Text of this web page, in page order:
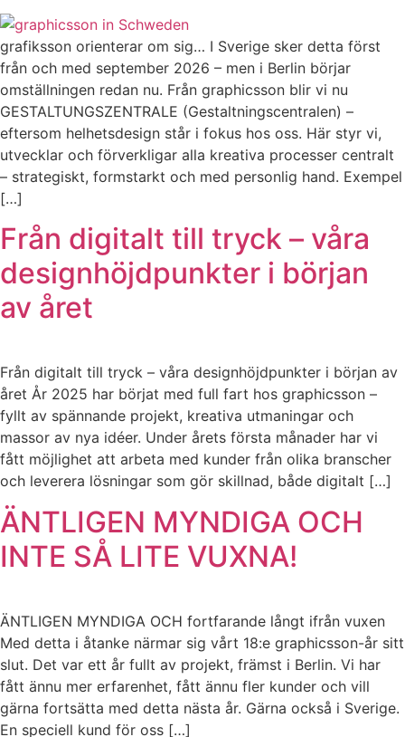
grafiksson orienterar om sig… I Sverige sker detta först
från och med september 2026 – men i Berlin börjar
omställningen redan nu. Från graphicsson blir vi nu
GESTALTUNGSZENTRALE (Gestaltningscentralen) –
eftersom helhetsdesign står i fokus hos oss. Här styr vi,
utvecklar och förverkligar alla kreativa processer centralt
– strategiskt, formstarkt och med personlig hand. Exempel
[…]
Från digitalt till tryck – våra
designhöjdpunkter i början
av året
Från digitalt till tryck – våra designhöjdpunkter i början av
året År 2025 har börjat med full fart hos graphicsson –
fyllt av spännande projekt, kreativa utmaningar och
massor av nya idéer. Under årets första månader har vi
fått möjlighet att arbeta med kunder från olika branscher
och leverera lösningar som gör skillnad, både digitalt […]
ÄNTLIGEN MYNDIGA OCH
INTE SÅ LITE VUXNA!
ÄNTLIGEN MYNDIGA OCH fortfarande långt ifrån vuxen
Med detta i åtanke närmar sig vårt 18:e graphicsson-år sitt
slut. Det var ett år fullt av projekt, främst i Berlin. Vi har
fått ännu mer erfarenhet, fått ännu fler kunder och vill
gärna fortsätta med detta nästa år. Gärna också i Sverige.
En speciell kund för oss […]